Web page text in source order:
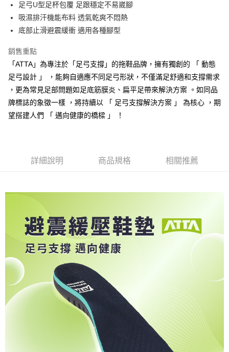
街口支付
悠遊付
Google Pay
AFTEE先享後付
相關說明
【關於「AFTEE先享後付」】
AFTEE先享後付是「在收到商品之後才付款」的支付方式。 讓您購物簡單
便利好安心！
１．簡單：不需註冊會員、不需綁卡、不需儲值。
１．於結帳方式選擇「AFTEE先享後付」後，將跳轉至「AFTEE先享後付」
３．收到繳費通知簡訊後14天內，點擊此簡訊中的連結，可透過四大超商／
ATM／網路銀行／等多元方式進行付款，方視為交易完成。
※ 請注意：結帳手續完成當下不需立刻繳費，但若您需要取消訂單，請聯絡
購買商品的店家。未經商家同意取消之訂單仍視為有效，需透過AFTEE先享
後付繳納相關費用。
※ 交易是否成功請以「AFTEE先享後付 」之結帳頁面顯示為準，若有關於
是否繳費成功／繳費後需取消欲退款等相關疑問，請聯繫「AFTEE先享後付
客戶支援中心」https://netprotections.freshdesk.com/support/home
【注意事項】
１．透過由恩沛科技股份有限公司提供之「AFTEE先享後付」服務完成之交
易，需依本服務之必要範圍內提供個人資料，並將交易相關給付款項請求債
權轉讓予恩沛科技股份有限公司。
２．關於個人資料處理事宜，請瀏覽以下網址：
https://aftee.tw/terms/#terms3
３．未成年的使用者請事先徵得法定代理人或監護人之同意方可使用
「AFTEE先享後付」，若未經同意申辦者引起之損失，本公司不負相關責
7-11取貨付款
每筆NT$80，滿NT$490(含以上)免運費
付款後 7-11取貨
每筆NT$80，滿NT$490(含以上)免運費
宅配
每筆NT$80，滿NT$490(含以上)免運費
離島宅配
每筆NT$150，滿NT$800(含以上)免運費
查看運費
足弓U型足杯包覆 足跟穩定不易崴腳
吸濕排汗機能布料 透氣乾爽不悶熱
底部止滑避震緩衝 適用各種腳型
銷售重點
「ATTA」為專注於「足弓支撐」的拖鞋品牌，擁有獨創的 「 動態
足弓設計 」 ，能夠自適應不同足弓形狀，不僅滿足舒適和支撐需求
，更為常見足部問題如足底筋膜炎、扁平足帶來解決方案 。如同品
牌標誌的象徵一樣 ，將持續以 「 足弓支撐解決方案 」 為核心 ，期
望搭建人們 「 邁向健康的橋樑 」 ！
詳細說明 商品規格 相關推薦